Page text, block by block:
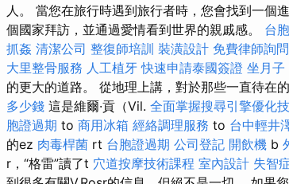
人。 當您在旅行時遇到旅行者時，您會找到一個
個國家拜訪，並通過愛情看到世界的親戚感。 台
抓姦 清潔公司 整復師培訓 裝潢設計 免費律師詢問
大里整骨服務 人工植牙 快速申請泰國簽證 坐月子
的更大的道路。 從地理上講，對於那些一直待在
多少錢 這是維爾·貢（Vil. 全面掌握搜尋引擎優化
胞證過期 to 商用冰箱 經絡調理服務 to 台中輕井
的ez 肉毒桿菌 rt 台胞證過期 公司登記 開飲機 b
r，“格雷”讀了t 穴道按摩技術課程 室內設計 失智